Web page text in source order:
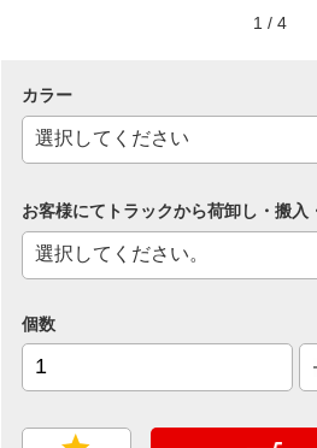
1 / 4
カラー
お客様にてトラックから荷卸し・搬入
個数